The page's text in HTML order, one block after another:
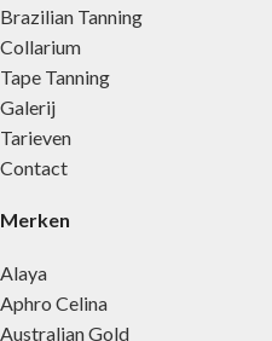
Brazilian Tanning
Collarium
Tape Tanning
Galerij
Tarieven
Contact
Merken
Alaya
Aphro Celina
Australian Gold